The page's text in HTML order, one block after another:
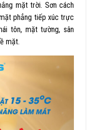
mặt trời. Sơn cách
phẳng tiếp xúc trực
tôn, mặt tường, sân
mặt.